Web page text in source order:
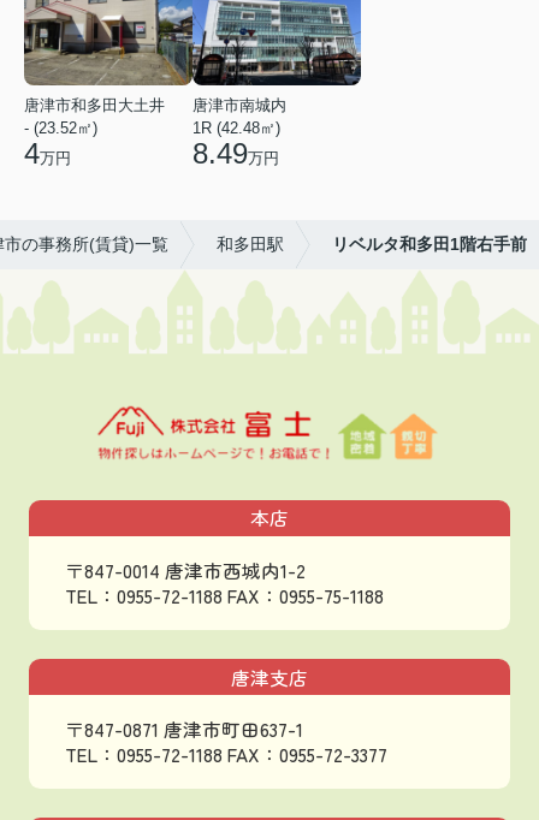
唐津市和多田大土井
- (23.52㎡)
4万円
唐津市南城内
1R (42.48㎡)
8.49万円
市の事務所(賃貸)一覧 和多田駅 リベルタ和多田1階右手前
本店
〒847-0014 唐津市西城内1-2
TEL：0955-72-1188 FAX：0955-75-1188
唐津支店
〒847-0871 唐津市町田637-1
TEL：0955-72-1188 FAX：0955-72-3377